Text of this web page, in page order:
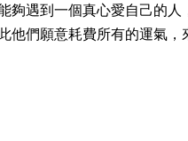
夠遇到一個真心愛自己的
他們願意耗費所有的運氣，